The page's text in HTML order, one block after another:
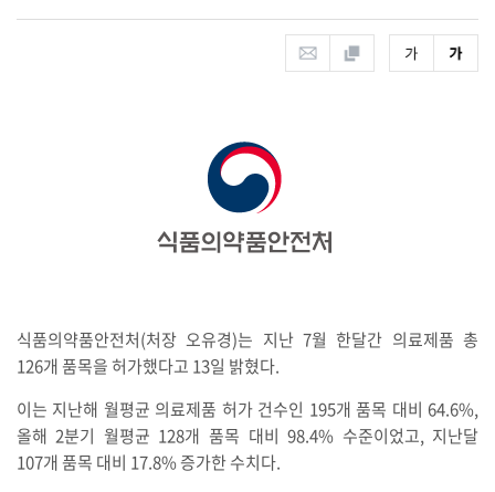
식품의약품안전처(처장 오유경)는 지난 7월 한달간 의료제품 총
126개 품목을 허가했다고 13일 밝혔다.
이는 지난해 월평균 의료제품 허가 건수인 195개 품목 대비 64.6%,
올해 2분기 월평균 128개 품목 대비 98.4% 수준이었고, 지난달
107개 품목 대비 17.8% 증가한 수치다.